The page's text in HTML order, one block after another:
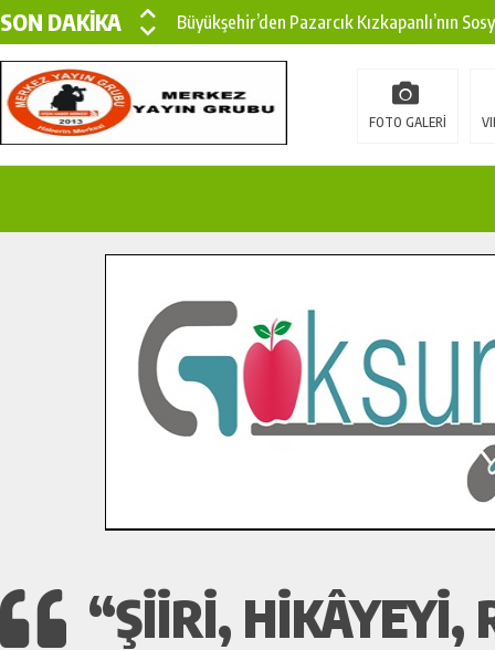
SON DAKİKA
Büyükşehir’den Pazarcık Kızkapanlı’nın
Büyükşehir’den Pazarcık Kırsalına Modern
Çin’den KSÜ’ye Uluslararası Başarı:
İlçe Jandarma Komutanı Karakaya’dan
Bertiz’in Yeni Köprüsünde Sona Doğru.
FOTO GALERİ
“ŞIIRI, HIKÂYEYI,